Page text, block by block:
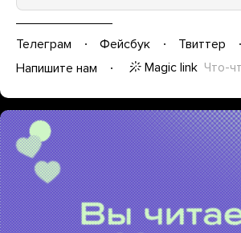
Телеграм Фейсбук Твиттер
Напишите нам
Magic link Что-